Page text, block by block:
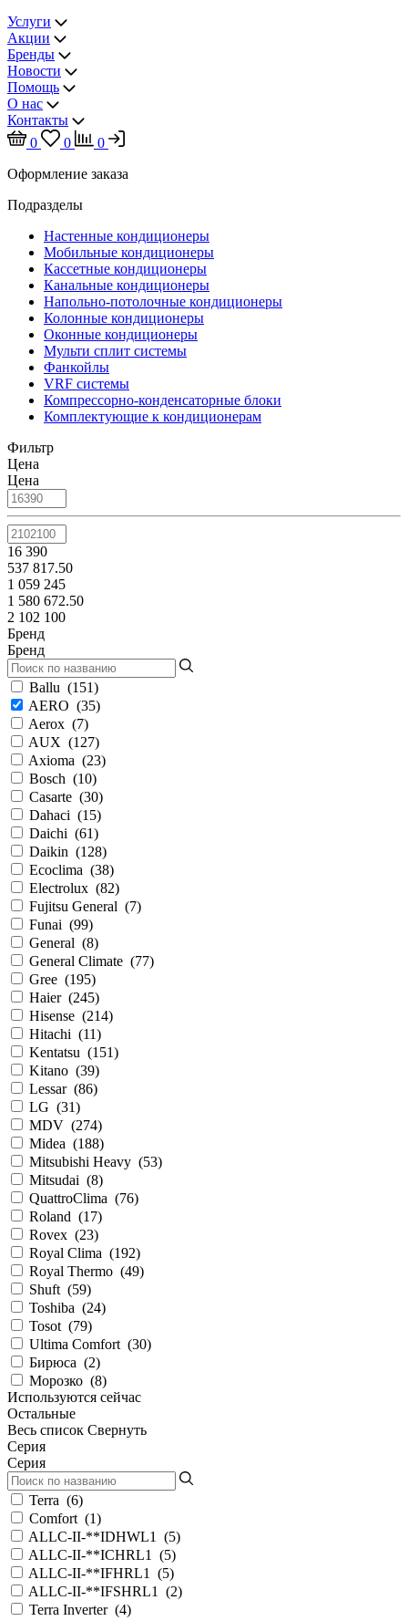
Услуги
Акции
Бренды
Новости
Помощь
О нас
Контакты
0
0
0
Оформление заказа
Подразделы
Настенные кондиционеры
Мобильные кондиционеры
Кассетные кондиционеры
Канальные кондиционеры
Напольно-потолочные кондиционеры
Колонные кондиционеры
Оконные кондиционеры
Мульти сплит системы
Фанкойлы
VRF системы
Компрессорно-конденсаторные блоки
Комплектующие к кондиционерам
Фильтр
Цена
Цена
16 390
537 817.50
1 059 245
1 580 672.50
2 102 100
Бренд
Бренд
Ballu (151)
AERO (35)
Aerox (7)
AUX (127)
Axioma (23)
Bosch (10)
Casarte (30)
Dahaci (15)
Daichi (61)
Daikin (128)
Ecoclima (38)
Electrolux (82)
Fujitsu General (7)
Funai (99)
General (8)
General Climate (77)
Gree (195)
Haier (245)
Hisense (214)
Hitachi (11)
Kentatsu (151)
Kitano (39)
Lessar (86)
LG (31)
MDV (274)
Midea (188)
Mitsubishi Heavy (53)
Mitsudai (8)
QuattroClima (76)
Roland (17)
Rovex (23)
Royal Clima (192)
Royal Thermo (49)
Shuft (59)
Toshiba (24)
Tosot (79)
Ultima Comfort (30)
Бирюса (2)
Морозко (8)
Используются сейчас
Остальные
Весь список Свернуть
Серия
Серия
Terra (6)
Comfort (1)
ALLC-II-**IDHWL1
(5)
ALLC-II-**ICHRL1
(5)
ALLC-II-**IFHRL1
(5)
ALLC-II-**IFSHRL1
(2)
Terra Inverter (4)